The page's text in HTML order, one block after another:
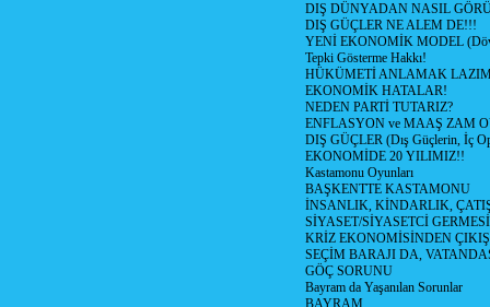
DIŞ DÜNYADAN NASIL
DIŞ GÜÇLER NE ALEM DE!!!
YENİ EKONOMİK MODEL
Tepki Gösterme Hakkı!
HÜKÜMETİ ANLAMAK
EKONOMİK HATALAR!
NEDEN PARTİ TUTARIZ?
ENFLASYON ve MAAŞ ZAM
DIŞ GÜÇLER (Dış Güçlerin, İç
EKONOMİDE 20 YILIMIZ!!
Kastamonu Oyunları
BAŞKENTTE KASTAMONU
İNSANLIK, KİNDARLIK,
SİYASET/SİYASETCİ
KRİZ EKONOMİSİNDEN ÇIKIŞ
SEÇİM BARAJI DA,
GÖÇ SORUNU
Bayram da Yaşanılan Sorunlar
BAYRAM